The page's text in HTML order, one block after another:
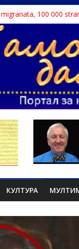
100 000
проглашен
o Nikoli Tesli?
reka ga odnela u
teme srpskih medija
КУЛТУРА